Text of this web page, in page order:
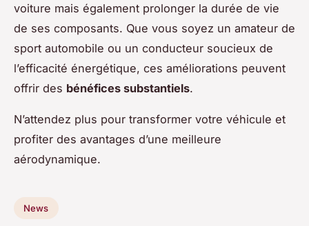
voiture mais également prolonger la durée de vie
de ses composants. Que vous soyez un amateur de
sport automobile ou un conducteur soucieux de
l’efficacité énergétique, ces améliorations peuvent
offrir des bénéfices substantiels.
N’attendez plus pour transformer votre véhicule et
profiter des avantages d’une meilleure
aérodynamique.
News